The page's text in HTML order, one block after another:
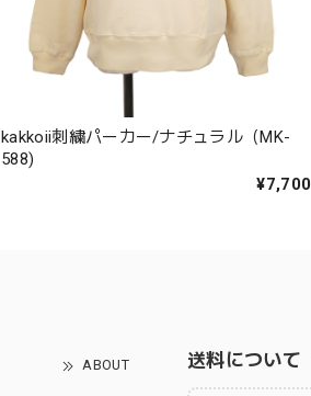
kakkoii刺繍パーカー/ナチュラル（MK-
588)
¥7,700
ABOUT 送料について